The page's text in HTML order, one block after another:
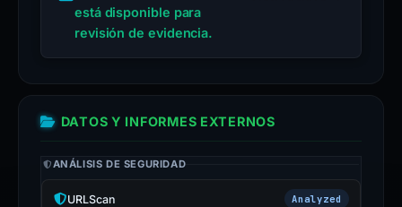
está disponible para
revisión de evidencia.
DATOS Y INFORMES EXTERNOS
ANÁLISIS DE SEGURIDAD
URLScan Analyzed